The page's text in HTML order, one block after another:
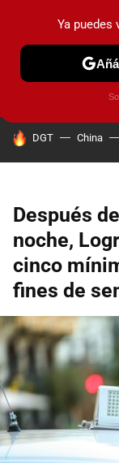
PRUEBAS
HOY SE HABLA DE
DGT China
Después
noche,
cinco
fines de
Ya puedes